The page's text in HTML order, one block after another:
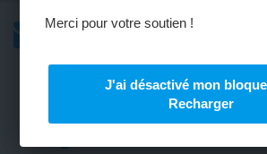
L’ACTU
OFFSHORE
Le gouvernement
Merci pour votre soutien !
J'ai désactivé mon
Recharger